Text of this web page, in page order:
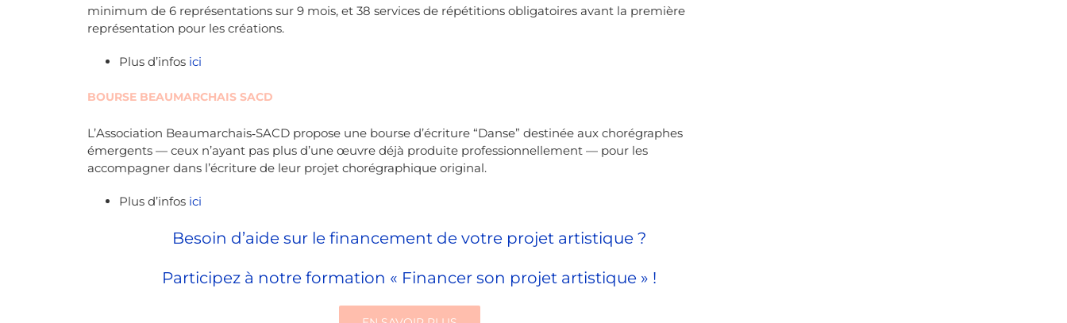
minimum de 6 représentations sur 9 mois, et 38 services de répétitions obligatoires avant la première
représentation pour les créations.
Plus d’infos ici
BOURSE BEAUMARCHAIS SACD
L’Association Beaumarchais‑SACD propose une bourse d’écriture “Danse” destinée aux chorégraphes
émergents — ceux n’ayant pas plus d’une œuvre déjà produite professionnellement — pour les
accompagner dans l’écriture de leur projet chorégraphique original.
Plus d’infos ici
Besoin d’aide sur le financement de votre projet artistique ?
Participez à notre formation « Financer son projet artistique » !